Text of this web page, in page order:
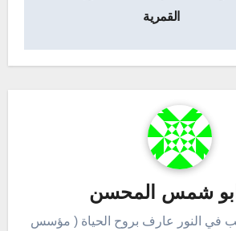
القمرية
ابو شمس المحسن
في النور عارف بروح الحياة ( مؤسس